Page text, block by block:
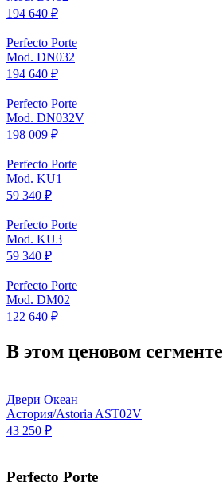
194 640 ₽
Perfecto Porte
Mod. DN032
194 640 ₽
Perfecto Porte
Mod. DN032V
198 009 ₽
Perfecto Porte
Mod. KU1
59 340 ₽
Perfecto Porte
Mod. KU3
59 340 ₽
Perfecto Porte
Mod. DM02
122 640 ₽
В этом ценовом сегменте
Двери Океан
Астория/Astoria AST02V
43 250 ₽
Perfecto Porte